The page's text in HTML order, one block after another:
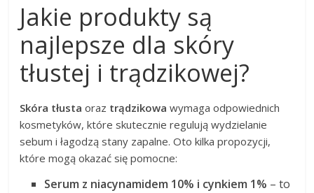
Jakie produkty są
najlepsze dla skóry
tłustej i trądzikowej?
Skóra tłusta oraz trądzikowa wymaga odpowiednich
kosmetyków, które skutecznie regulują wydzielanie
sebum i łagodzą stany zapalne. Oto kilka propozycji,
które mogą okazać się pomocne:
Serum z niacynamidem 10% i cynkiem 1% – to